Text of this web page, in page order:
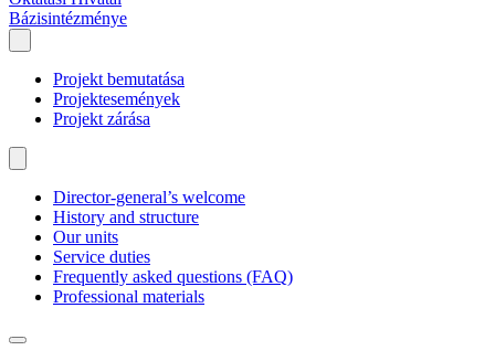
Bázisintézménye
Projekt bemutatása
Projektesemények
Projekt zárása
Director-general’s welcome
History and structure
Our units
Service duties
Frequently asked questions (FAQ)
Professional materials